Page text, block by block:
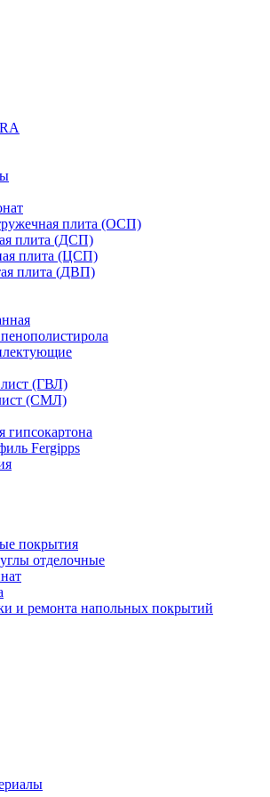
плита (ОСП)
плита (ДСП)
плита (ЦСП)
плита (ДВП)
(ГВЛ)
(СМЛ)
Fergipps
покрытия
отделочные
и ремонта напольных покрытий